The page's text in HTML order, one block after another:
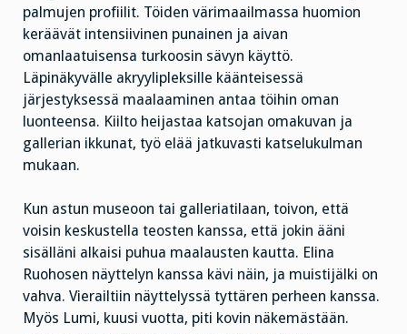
palmujen profiilit. Töiden värimaailmassa huomion
keräävät intensiivinen punainen ja aivan
omanlaatuisensa turkoosin sävyn käyttö.
Läpinäkyvälle akryylipleksille käänteisessä
järjestyksessä maalaaminen antaa töihin oman
luonteensa. Kiilto heijastaa katsojan omakuvan ja
gallerian ikkunat, työ elää jatkuvasti katselukulman
mukaan.
Kun astun museoon tai galleriatilaan, toivon, että
voisin keskustella teosten kanssa, että jokin ääni
sisälläni alkaisi puhua maalausten kautta. Elina
Ruohosen näyttelyn kanssa kävi näin, ja muistijälki on
vahva. Vierailtiin näyttelyssä tyttären perheen kanssa.
Myös Lumi, kuusi vuotta, piti kovin näkemästään.